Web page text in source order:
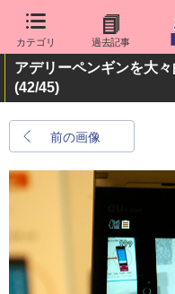
カテゴリ 過去記事
アデリーペンギンを大
(42/45)
前の画像